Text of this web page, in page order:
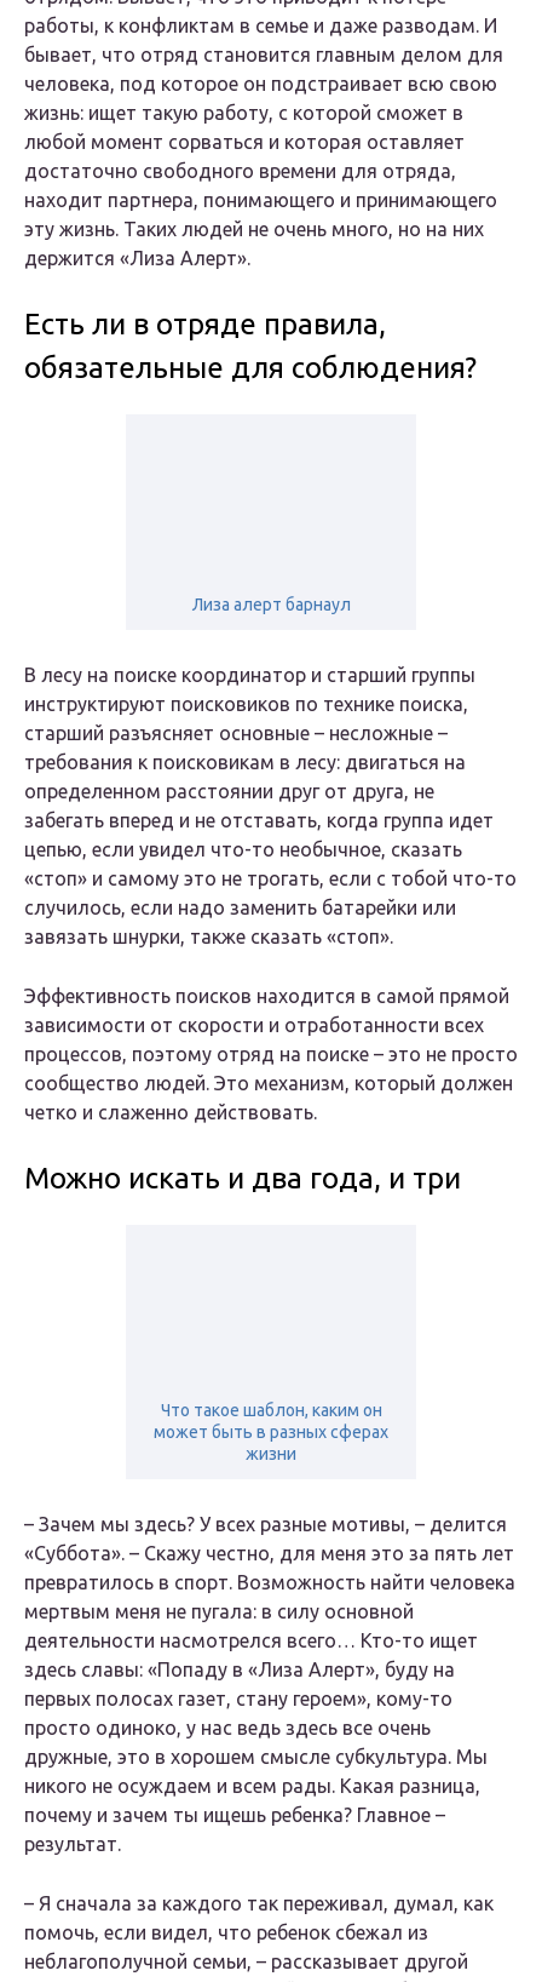
работы, к конфликтам в семье и даже разводам. И
бывает, что отряд становится главным делом для
человека, под которое он подстраивает всю свою
жизнь: ищет такую работу, с которой сможет в
любой момент сорваться и которая оставляет
достаточно свободного времени для отряда,
находит партнера, понимающего и принимающего
эту жизнь. Таких людей не очень много, но на них
держится «Лиза Алерт».
Есть ли в отряде правила,
обязательные для соблюдения?
Лиза алерт барнаул
В лесу на поиске координатор и старший группы
инструктируют поисковиков по технике поиска,
старший разъясняет основные – несложные –
требования к поисковикам в лесу: двигаться на
определенном расстоянии друг от друга, не
забегать вперед и не отставать, когда группа идет
цепью, если увидел что-то необычное, сказать
«стоп» и самому это не трогать, если с тобой что-то
случилось, если надо заменить батарейки или
завязать шнурки, также сказать «стоп».
Эффективность поисков находится в самой прямой
зависимости от скорости и отработанности всех
процессов, поэтому отряд на поиске – это не просто
сообщество людей. Это механизм, который должен
четко и слаженно действовать.
Можно искать и два года, и три
Что такое шаблон, каким он
может быть в разных сферах
жизни
– Зачем мы здесь? У всех разные мотивы, – делится
«Суббота». – Скажу честно, для меня это за пять лет
превратилось в спорт. Возможность найти человека
мертвым меня не пугала: в силу основной
деятельности насмотрелся всего… Кто-то ищет
здесь славы: «Попаду в «Лиза Алерт», буду на
первых полосах газет, стану героем», кому-то
просто одиноко, у нас ведь здесь все очень
дружные, это в хорошем смысле субкультура. Мы
никого не осуждаем и всем рады. Какая разница,
почему и зачем ты ищешь ребенка? Главное –
результат.
– Я сначала за каждого так переживал, думал, как
помочь, если видел, что ребенок сбежал из
неблагополучной семьи, – рассказывает другой